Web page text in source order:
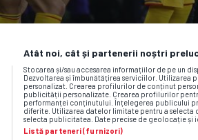
Atât noi, cât și partenerii noștri
Stocarea și/sau accesarea informațiilor de pe un
Dezvoltarea și îmbunătățirea serviciilor.
personalizat. Crearea profilurilor de conținut
publicității personalizate. Crearea profilurilor
performanței conținutului. Înțelegerea publicului
diferite. Utilizarea datelor limitate pentru a
selecta publicitatea. Date precise de geolocație și
Listă parteneri (furnizori)